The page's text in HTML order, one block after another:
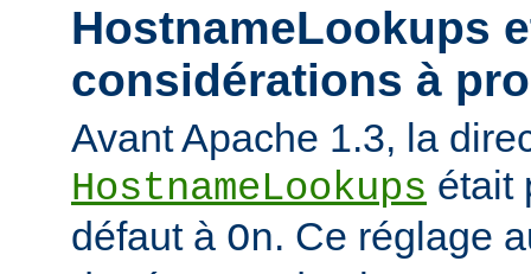
HostnameLookups
considérations à
Avant Apache 1.3, la
HostnameLookups était
défaut à On. Ce réglage